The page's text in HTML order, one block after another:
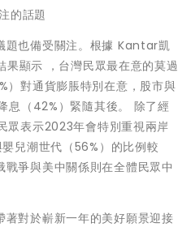
的話題
題也備受關注。根據 Kantar凱
顯示 ，台灣民眾最在意的莫過
）對通貨膨脹特別在意，股市與
（42%）緊隨其後。 除了經
眾表示2023年會特別重視兩岸
兒潮世代（56%）的比例較
爭與美中關係則在全體民眾中
對於嶄新一年的美好願景迎接